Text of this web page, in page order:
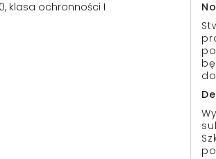
klasa ochronności I